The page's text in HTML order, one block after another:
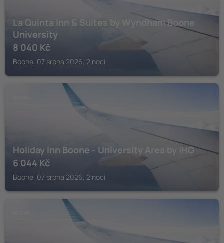
La Quinta Inn & Suites by Wyndham Boone
University
8 040 Kč
Boone, 07 srpna 2026, 2 noci
Holiday Inn Boone - University Area by IHG
6 044 Kč
Boone, 07 srpna 2026, 2 noci